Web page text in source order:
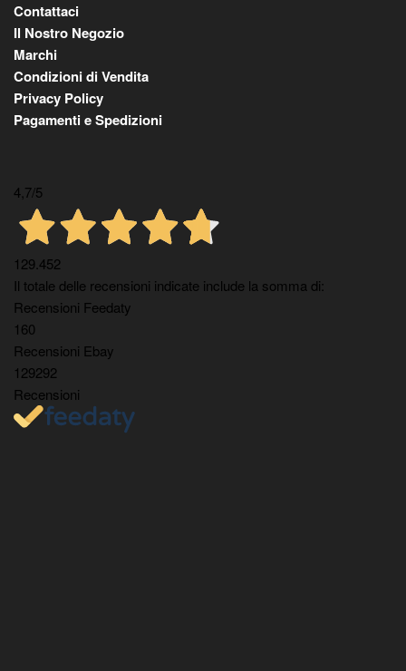
Contattaci
Il Nostro Negozio
Marchi
Condizioni di Vendita
Privacy Policy
Pagamenti e Spedizioni
4,7/5
129.452
Il totale delle recensioni indicate include la somma di:
Recensioni Feedaty
160
Recensioni Ebay
129292
Recensioni